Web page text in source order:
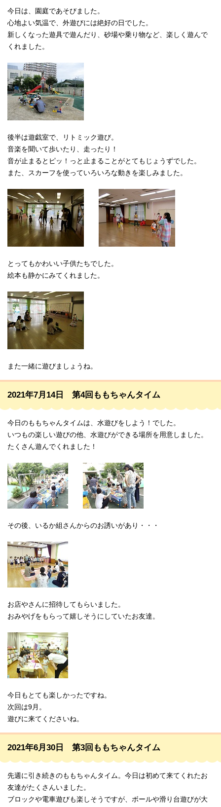
今日は、園庭であそびました。
心地よい気温で、外遊びには絶好の日でした。
新しくなった遊具で遊んだり、砂場や乗り物など、楽しく遊んで
くれました。
後半は遊戯室で、リトミック遊び。
音楽を聞いて歩いたり、走ったり！
音が止まるとピッ！っと止まることがとてもじょうずでした。
また、スカーフを使っていろいろな動きを楽しみました。
とってもかわいい子供たちでした。
絵本も静かにみてくれました。
また一緒に遊びましょうね。
2021年7月14日 第4回ももちゃんタイム
今日のももちゃんタイムは、水遊びをしよう！でした。
いつもの楽しい遊びの他、水遊びができる場所を用意しました。
たくさん遊んでくれました！
その後、いるか組さんからのお誘いがあり・・・
お店やさんに招待してもらいました。
おみやげをもらって嬉しそうにしていたお友達。
今日もとても楽しかったですね。
次回は9月。
遊びに来てくださいね。
2021年6月30日 第3回ももちゃんタイム
先週に引き続きのももちゃんタイム。今日は初めて来てくれたお
友達がたくさんいました。
ブロックや電車遊びも楽しそうですが、ボールや滑り台遊びが大